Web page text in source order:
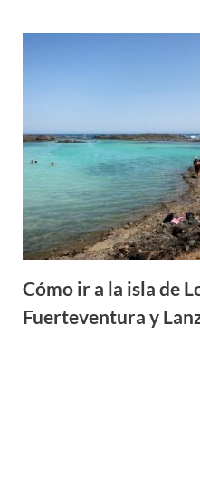
Cómo ir a la isla de
Fuerteventura y